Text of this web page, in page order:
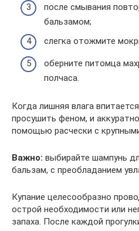
после смывания
бальзамом;
слегка отожмите
оберните питомца
полчаса.
Когда лишняя влага
просушить феном, и
помощью расчески с
Важно: выбирайте шампунь
бальзам, с преобладанием
Купание целесообразно
острой необходимости или
запаха. После каждой